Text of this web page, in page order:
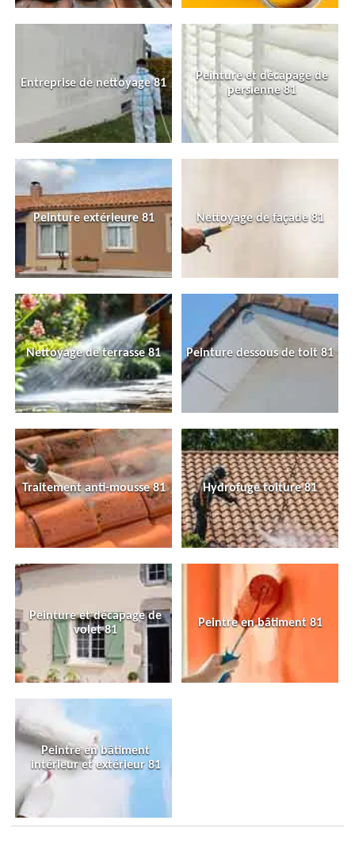
Entreprise de nettoyage 81
Peinture et décapage de
persienne 81
Peinture extérieure 81 Nettoyage de façade 81
Nettoyage de terrasse 81 Peinture dessous de toit 81
Traitement anti-mousse 81 Hydrofuge toiture 81
Peinture et décapage de
volet 81
Peintre en bâtiment 81
Peintre en bâtiment
intérieur et extérieur 81